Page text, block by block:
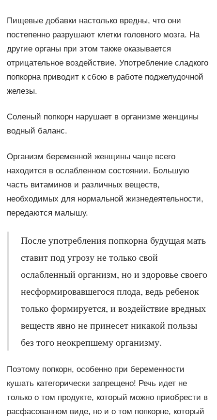
Пищевые добавки настолько вредны, что они
постепенно разрушают клетки головного мозга. На
другие органы при этом также оказывается
отрицательное воздействие. Употребление сладкого
попкорна приводит к сбою в работе поджелудочной
железы.
Соленый попкорн нарушает в организме женщины
водный баланс.
Организм беременной женщины чаще всего
находится в ослабленном состоянии. Большую
часть витаминов и различных веществ,
необходимых для нормальной жизнедеятельности,
передаются малышу.
После употребления попкорна будущая мать
ставит под угрозу не только свой
ослабленный организм, но и здоровье своего
несформировавшегося плода, ведь ребенок
только формируется, и воздействие вредных
веществ явно не принесет никакой пользы
без того неокрепшему организму.
Поэтому попкорн, особенно при беременности
кушать категорически запрещено! Речь идет не
только о том продукте, который можно приобрести в
расфасованном виде, но и о том попкорне, который